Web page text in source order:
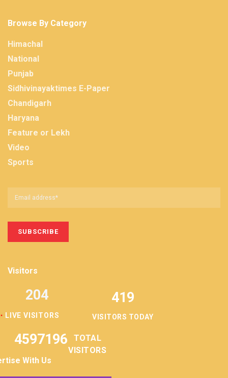
Browse By Category
Himachal
National
Punjab
Sidhivinayaktimes E-Paper
Chandigarh
Haryana
Feature or Lekh
Video
Sports
Visitors
LIVE VISITORS
204 419
VISITORS TODAY
4597196
TOTAL
VISITORS
With Us